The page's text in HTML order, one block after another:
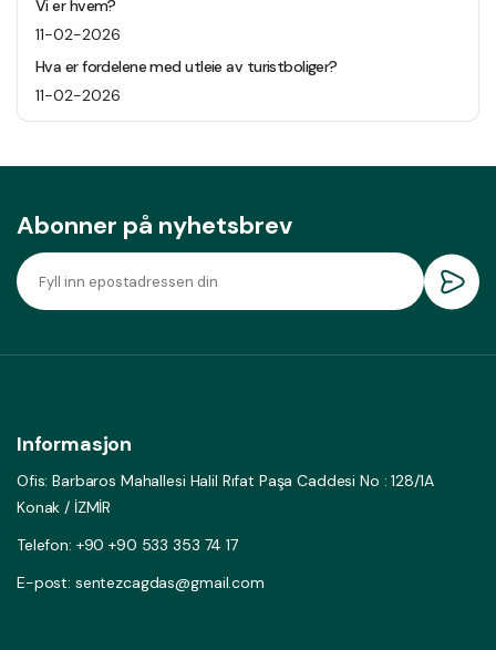
Vi er hvem?
11-02-2026
Hva er fordelene med utleie av turistboliger?
11-02-2026
Abonner på nyhetsbrev
Informasjon
Ofis: Barbaros Mahallesi Halil Rıfat Paşa Caddesi No : 128/1A
Konak / İZMİR
Telefon: +90 +90 533 353 74 17
E-post: sentezcagdas@gmail.com